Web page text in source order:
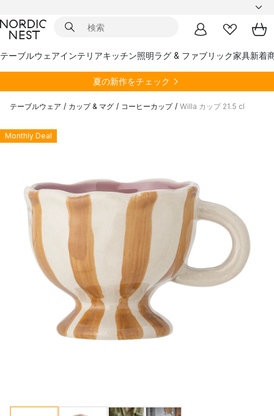
テーブルウェアインテリアキッチン照明ラグ & ファブリック家具新着
夏の新作をチェック
テーブルウェア / カップ & マグ / コーヒーカップ / Willa カップ 21.5 cl
Monthly Deal